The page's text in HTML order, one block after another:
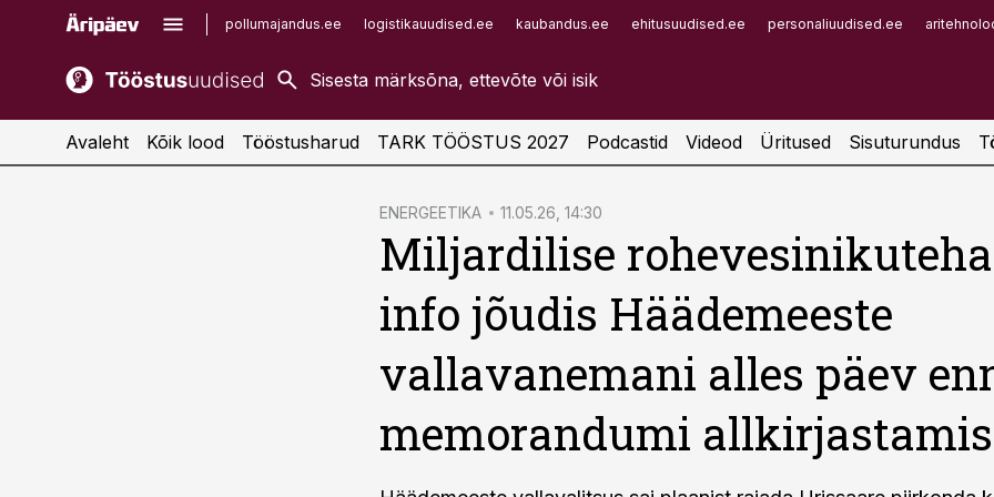
pollumajandus.ee logistikauudised.ee kaubandus.ee ehitusuudised.ee personaliuudised.ee
kaubandus.ee
kinnisvarauudised.ee
imelineajalugu.ee
Infopank
Avaleht Kõik lood Tööstusharud TARK TÖÖSTUS 2027 Podcastid Videod Üritused Sisuturundus
ENERGEETIKA 11.05.26, 14:30
Miljardilise
info jõudis Häädemeeste
vallavanemani alles päev
memorandumi